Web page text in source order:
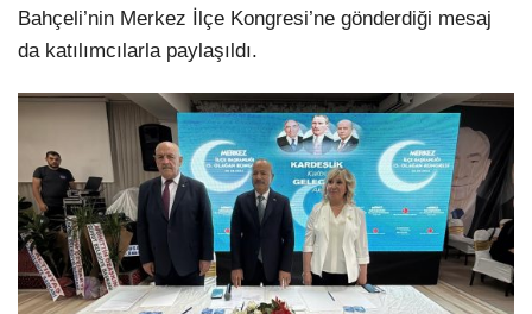
Bahçeli’nin Merkez İlçe Kongresi’ne gönderdiği mesaj
da katılımcılarla paylaşıldı.